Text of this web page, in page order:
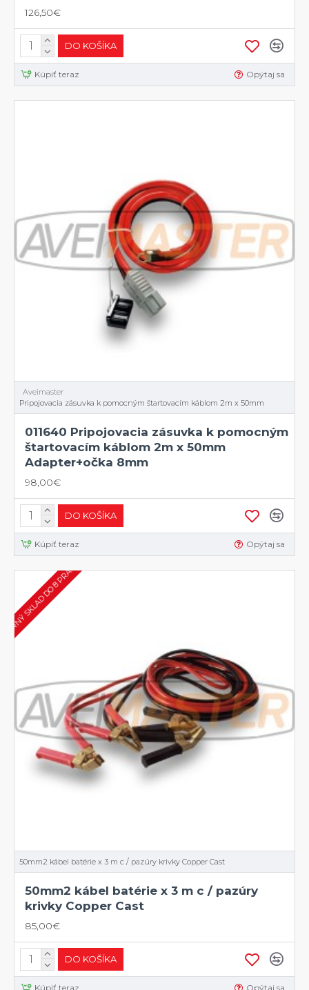
126,50€
DO KOŠÍKA
Kúpiť teraz Opýtaj sa
Aveimaster
Pripojovacia zásuvka k pomocným štartovacím káblom 2m x 50mm
011640 Pripojovacia zásuvka k pomocným
štartovacím káblom 2m x 50mm
Adapter+očka 8mm
98,00€
DO KOŠÍKA
Kúpiť teraz Opýtaj sa
SKLAD DO 8 PRAC. DNÍ
50mm2 kábel batérie x 3 m c / pazúry krivky Copper Cast
50mm2 kábel batérie x 3 m c / pazúry
krivky Copper Cast
85,00€
DO KOŠÍKA
Kúpiť teraz Opýtaj sa